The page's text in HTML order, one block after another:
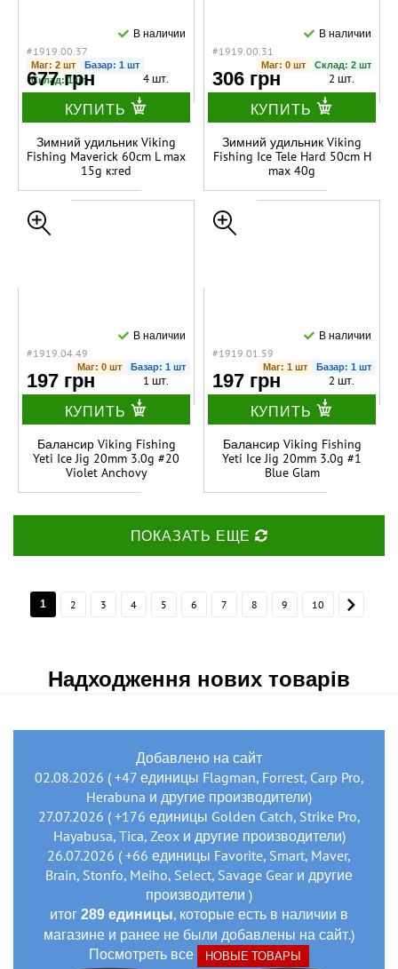
#1919.00.37
В наличии
Маг: 2 шт
Базар: 1 шт
Склад: 1 шт
677 грн 4 шт.
КУПИТЬ
Зимний удильник Viking
Fishing Maverick 60cm L max
15g к:red
#1919.00.31
В наличии
Маг: 0 шт Склад: 2 шт
306 грн 2 шт.
КУПИТЬ
Зимний удильник Viking
Fishing Ice Tele Hard 50сm H
max 40g
#1919.04.49
В наличии
Маг: 0 шт Базар: 1 шт
197 грн 1 шт.
КУПИТЬ
Балансир Viking Fishing
Yeti Ice Jig 20mm 3.0g #20
Violet Anchovy
#1919.01.59
В наличии
Маг: 1 шт Базар: 1 шт
197 грн 2 шт.
КУПИТЬ
Балансир Viking Fishing
Yeti Ice Jig 20mm 3.0g #1
Blue Glam
ПОКАЗАТЬ ЕЩЕ
1 2 3 4 5 6 7 8 9 10
Надходження нових товарів
Добавлено на сайт
02.08.2026 ( +47 единицы Flagman, Forrest, Carp Pro,
Herabuna и другие производители)
27.07.2026 ( +176 единицы Golden Catch, Strike Pro,
Hayabusa, Tica, Zeox и другие производители)
26.07.2026 ( +66 единицы Favorite, Smart, Maver,
Brain, Stonfo, Meiho, Select, Savage Gear и другие
производители )
итог 289 единицы, которые есть в наличии в
магазине и ранее не были добавлены на сайт.)
Посмотреть все
НОВЫЕ ТОВАРЫ